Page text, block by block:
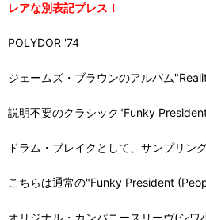
レアな別表記プレス！
POLYDOR '74
ジェームズ・ブラウンのアルバム
説明不要のクラシック"Funky
ドラム・ブレイクとして、サンプリン
こちらは通常の"Funky President
オリジナル・カンパニースリーヴ(シワ